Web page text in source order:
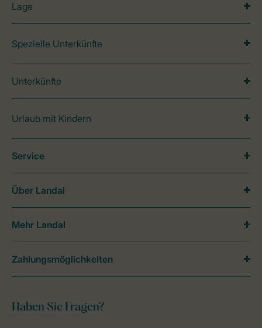
Lage
Spezielle Unterkünfte
Unterkünfte
Urlaub mit Kindern
Haben Sie Fragen?
Service
Über Landal
Mehr Landal
Zahlungsmöglichkeiten